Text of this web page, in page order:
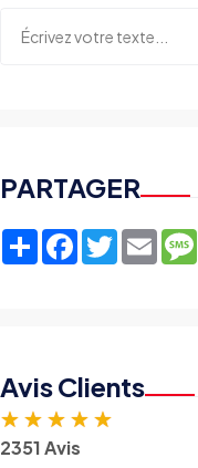
PARTAGER
ShareFacebook
TwitterEmail
Avis Clients
★ ★ ★ ★ ★
2351 Avis